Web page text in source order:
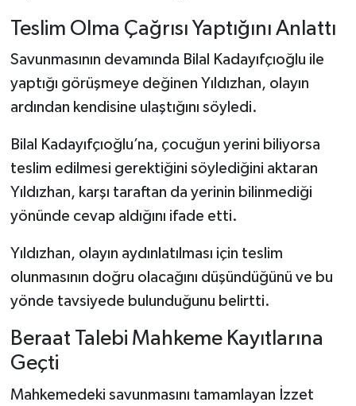
Teslim Olma Çağrısı Yaptığını Anlattı
Savunmasının devamında Bilal Kadayıfçıoğlu ile
yaptığı görüşmeye değinen Yıldızhan, olayın
ardından kendisine ulaştığını söyledi.
Bilal Kadayıfçıoğlu’na, çocuğun yerini biliyorsa
teslim edilmesi gerektiğini söylediğini aktaran
Yıldızhan, karşı taraftan da yerinin bilinmediği
yönünde cevap aldığını ifade etti.
Yıldızhan, olayın aydınlatılması için teslim
olunmasının doğru olacağını düşündüğünü ve bu
yönde tavsiyede bulunduğunu belirtti.
Beraat Talebi Mahkeme Kayıtlarına
Geçti
Mahkemedeki savunmasını tamamlayan İzzet